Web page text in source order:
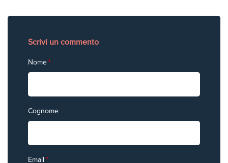
Scrivi un commento
Nome*
Cognome
Email *